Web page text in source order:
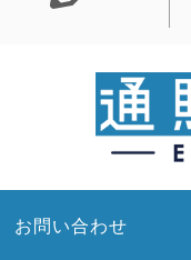
お問い合わせ